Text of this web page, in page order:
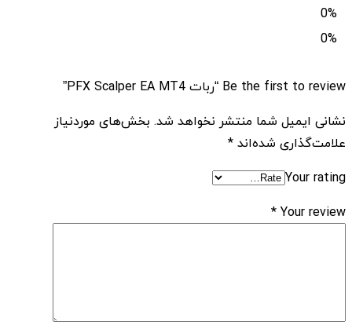
0%
0%
Be the first to review “ربات PFX Scalper EA MT4”
نشانی ایمیل شما منتشر نخواهد شد. بخش‌های موردنیاز
علامت‌گذاری شده‌اند*
Your rating
Your review
*